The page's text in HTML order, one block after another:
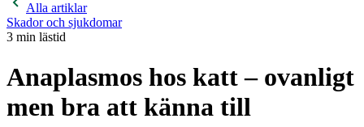
Alla artiklar
Skador och sjukdomar
3 min lästid
Anaplasmos hos katt – ovanligt
men bra att känna till